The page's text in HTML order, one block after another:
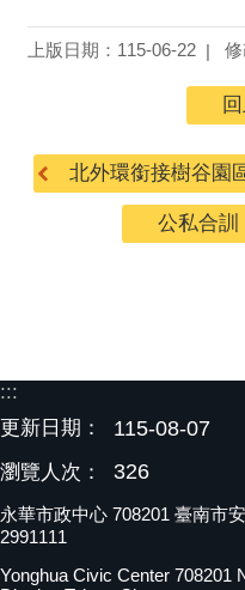
上版日期：115-06-22
北外環銜接樹谷園
公私合訓
:::
更新日期：
115-08-07
瀏覽人次： 326
永華市政中心 708201 臺南
2991111
Yonghua Civic Center 708201